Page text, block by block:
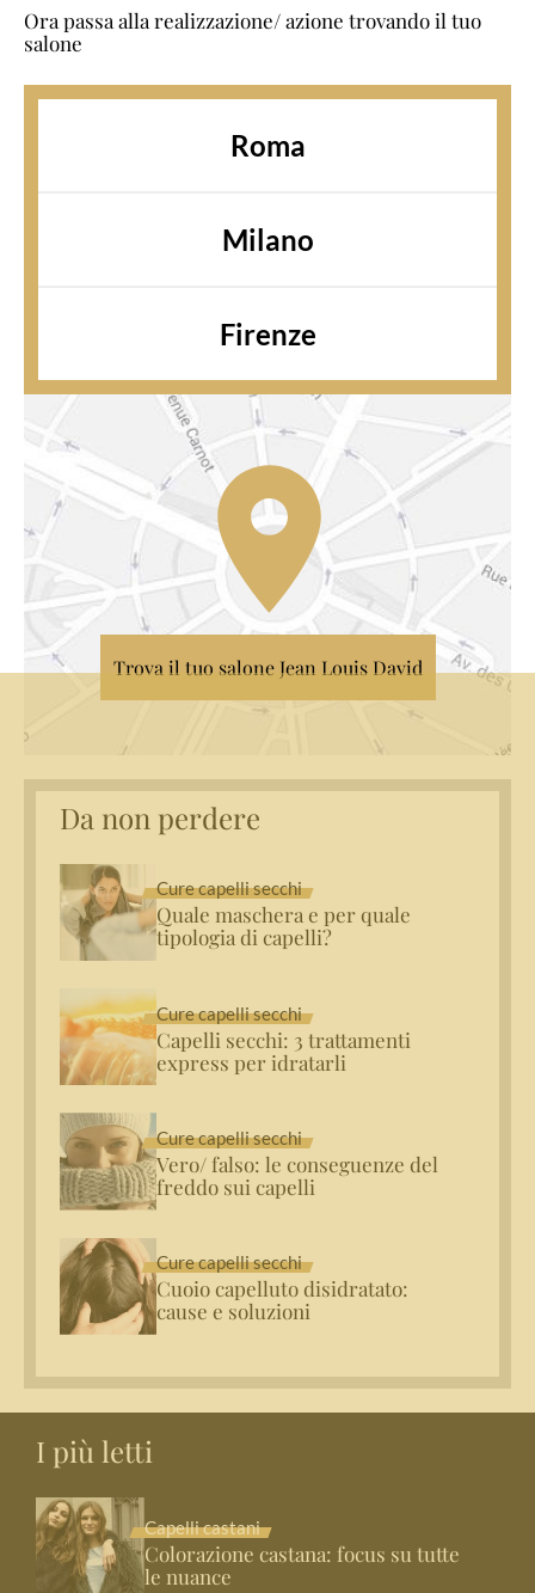
Ora passa alla realizzazione/ azione trovando il tuo
salone
Roma
Milano
Firenze
Trova il tuo salone Jean Louis David
Da non perdere
Cure capelli secchi
Quale maschera e per quale
tipologia di capelli?
Cure capelli secchi
Capelli secchi: 3 trattamenti
express per idratarli
Cure capelli secchi
Vero/ falso: le conseguenze del
freddo sui capelli
Cure capelli secchi
Cuoio capelluto disidratato:
cause e soluzioni
I più letti
Capelli castani
Colorazione castana: focus su tutte
le nuance